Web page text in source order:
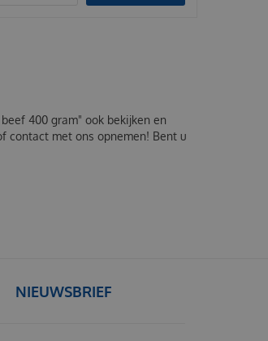
400 gram" ook bekijken en
contact met ons opnemen! Bent u
NIEUWSBRIEF